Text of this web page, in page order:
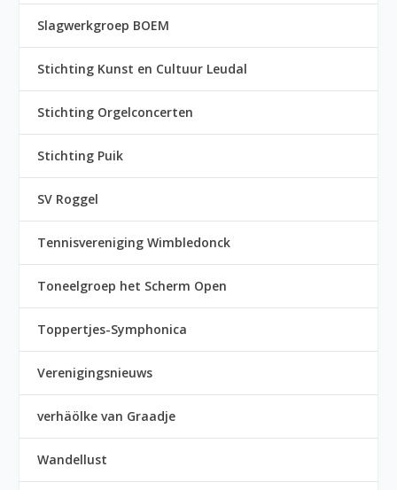
Slagwerkgroep BOEM
Stichting Kunst en Cultuur Leudal
Stichting Orgelconcerten
Stichting Puik
SV Roggel
Tennisvereniging Wimbledonck
Toneelgroep het Scherm Open
Toppertjes-Symphonica
Verenigingsnieuws
verhäölke van Graadje
Wandellust